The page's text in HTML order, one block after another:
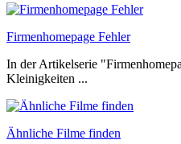
Firmenhomepage Fehler
In der Artikelserie
Kleinigkeiten ...
Ähnliche Filme finden